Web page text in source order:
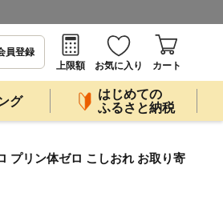
員登録
上限額
お気に入り カート
グ
はじめての
ふるさと納税
プリン体ゼロ こしおれ お取り寄